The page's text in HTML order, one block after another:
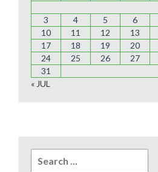
3
4 5 6
10
11 12 13
17
18 19 20
24
25 26 27
31
« JUL
for: